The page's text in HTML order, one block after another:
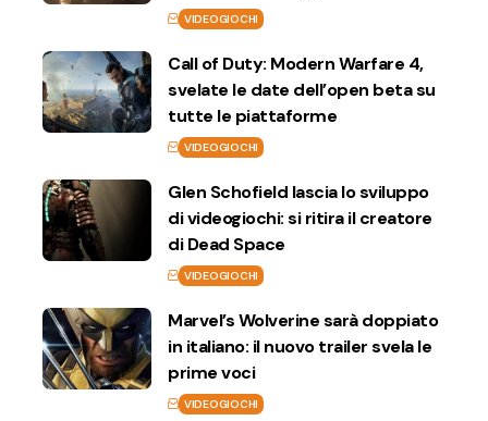
VIDEOGIOCHI
Call of Duty: Modern Warfare 4,
svelate le date dell’open beta su
tutte le piattaforme
VIDEOGIOCHI
Glen Schofield lascia lo sviluppo
di videogiochi: si ritira il creatore
di Dead Space
VIDEOGIOCHI
Marvel’s Wolverine sarà doppiato
in italiano: il nuovo trailer svela le
prime voci
VIDEOGIOCHI